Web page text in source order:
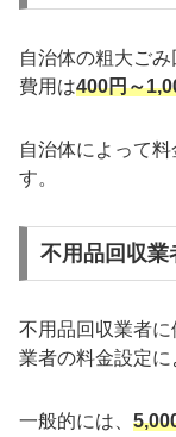
自治体の粗大ご
費用は400円～
自治体によって
す。
不用品回収業
不用品回収業者
業者の料金設定に
一般的には、